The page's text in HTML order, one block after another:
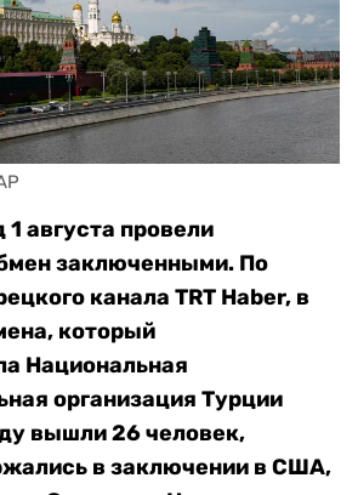
августа провели
заключенными. По
канала TRT Haber, в
который
Национальная
организация Турции
вышли 26 человек,
в заключении в США,